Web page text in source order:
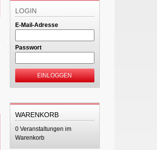
LOGIN
E-Mail-Adresse
Passwort
EINLOGGEN
WARENKORB
0 Veranstaltungen im
Warenkorb